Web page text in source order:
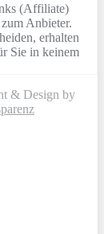
(Affiliate)
Anbieter.
erhalten
Sie in keinem
& Design by